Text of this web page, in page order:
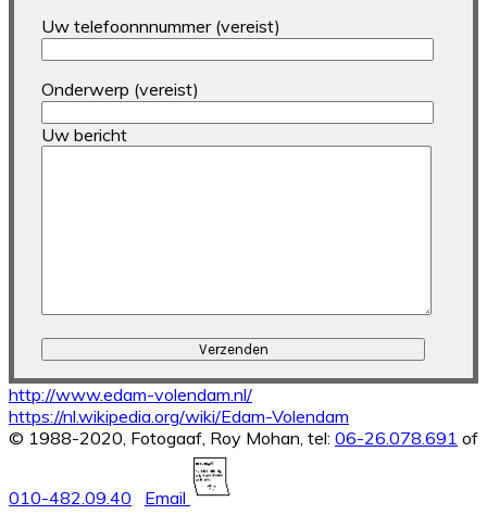
Uw telefoonnnummer (vereist)
Onderwerp (vereist)
Uw bericht
http://www.edam-volendam.nl/
https://nl.wikipedia.org/wiki/Edam-Volendam
Footer
© 1988-2020, Fotogaaf, Roy Mohan, tel: 06-26.078.691 of
010-482.09.40 Email